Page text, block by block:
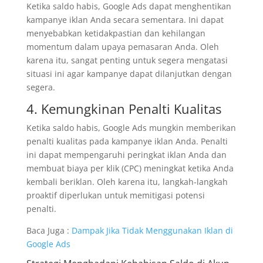
Ketika saldo habis, Google Ads dapat menghentikan
kampanye iklan Anda secara sementara. Ini dapat
menyebabkan ketidakpastian dan kehilangan
momentum dalam upaya pemasaran Anda. Oleh
karena itu, sangat penting untuk segera mengatasi
situasi ini agar kampanye dapat dilanjutkan dengan
segera.
4. Kemungkinan Penalti Kualitas
Ketika saldo habis, Google Ads mungkin memberikan
penalti kualitas pada kampanye iklan Anda. Penalti
ini dapat mempengaruhi peringkat iklan Anda dan
membuat biaya per klik (CPC) meningkat ketika Anda
kembali beriklan. Oleh karena itu, langkah-langkah
proaktif diperlukan untuk memitigasi potensi
penalti.
Baca Juga : Dampak Jika Tidak Menggunakan Iklan di
Google Ads